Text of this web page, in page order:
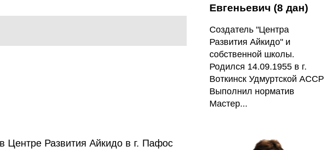
Центре Развития Айкидо в г. Пафос
Евгеньевич (8 дан)
Создатель "Центра
Развития Айкидо" и
собственной школы.
Родился 14.09.1955 в г.
Воткинск Удмуртской АССР
Выполнил норматив
Мастер...